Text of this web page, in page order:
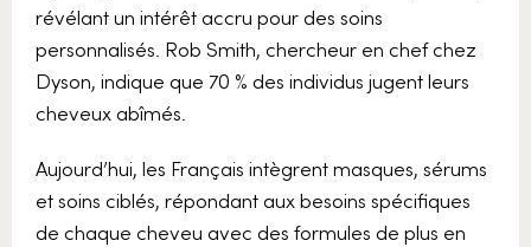
révélant un intérêt accru pour des soins
personnalisés. Rob Smith, chercheur en chef chez
Dyson, indique que 70 % des individus jugent leurs
cheveux abîmés.
Aujourd’hui, les Français intègrent masques, sérums
et soins ciblés, répondant aux besoins spécifiques
de chaque cheveu avec des formules de plus en